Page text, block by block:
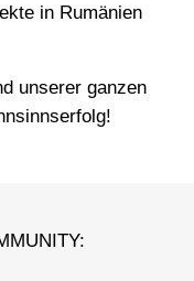
in Rumänien
unserer ganzen